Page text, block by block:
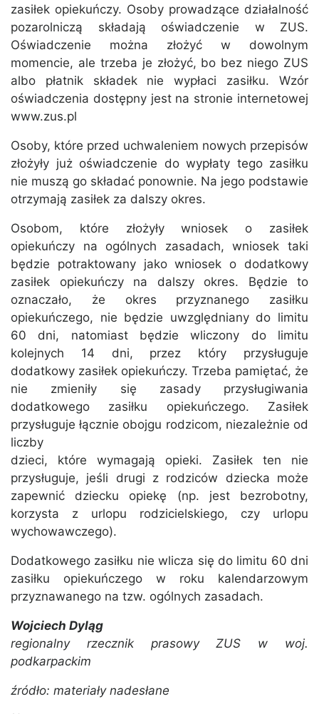
zasiłek opiekuńczy. Osoby prowadzące działalność
pozarolniczą składają oświadczenie w ZUS.
Oświadczenie można złożyć w dowolnym
momencie, ale trzeba je złożyć, bo bez niego ZUS
albo płatnik składek nie wypłaci zasiłku. Wzór
oświadczenia dostępny jest na stronie internetowej
www.zus.pl
Osoby, które przed uchwaleniem nowych przepisów
złożyły już oświadczenie do wypłaty tego zasiłku
nie muszą go składać ponownie. Na jego podstawie
otrzymają zasiłek za dalszy okres.
Osobom, które złożyły wniosek o zasiłek
opiekuńczy na ogólnych zasadach, wniosek taki
będzie potraktowany jako wniosek o dodatkowy
zasiłek opiekuńczy na dalszy okres. Będzie to
oznaczało, że okres przyznanego zasiłku
opiekuńczego, nie będzie uwzględniany do limitu
60 dni, natomiast będzie wliczony do limitu
kolejnych 14 dni, przez który przysługuje
dodatkowy zasiłek opiekuńczy. Trzeba pamiętać, że
nie zmieniły się zasady przysługiwania
dodatkowego zasiłku opiekuńczego. Zasiłek
przysługuje łącznie obojgu rodzicom, niezależnie od
liczby
dzieci, które wymagają opieki. Zasiłek ten nie
przysługuje, jeśli drugi z rodziców dziecka może
zapewnić dziecku opiekę (np. jest bezrobotny,
korzysta z urlopu rodzicielskiego, czy urlopu
wychowawczego).
Dodatkowego zasiłku nie wlicza się do limitu 60 dni
zasiłku opiekuńczego w roku kalendarzowym
przyznawanego na tzw. ogólnych zasadach.
Wojciech Dyląg
regionalny rzecznik prasowy ZUS w woj.
podkarpackim
źródło: materiały nadesłane